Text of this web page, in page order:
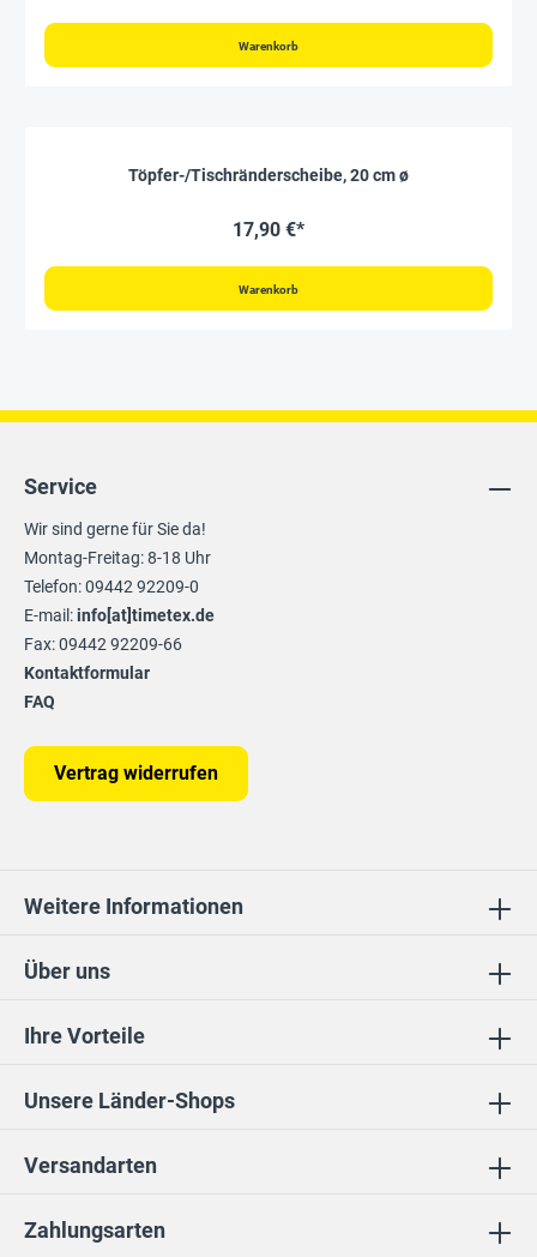
Warenkorb
Töpfer-/Tischränderscheibe, 20 cm ø
17,90 €*
Warenkorb
Ihre Vorteile
Unsere Länder-Shops
Über uns
Service
Wir sind gerne für Sie da!
Montag-Freitag: 8-18 Uhr
Telefon: 09442 92209-0
E-mail:info[at]timetex.de
Fax: 09442 92209-66
Kontaktformular
FAQ
Vertrag widerrufen
Weitere Informationen
Zahlungsarten
Versandarten